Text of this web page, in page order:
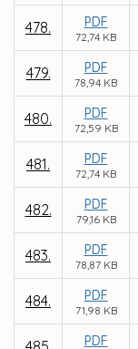
478. PDF
72,74 KB
479. PDF
78,94 KB
480. PDF
72,59 KB
481. PDF
72,74 KB
482. PDF
79,16 KB
483. PDF
78,87 KB
484. PDF
71,98 KB
PDF